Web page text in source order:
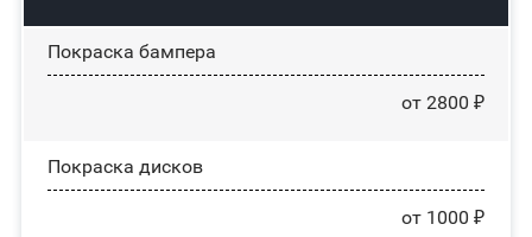
Покраска бампера
от 2800 ₽
Покраска дисков
от 1000 ₽